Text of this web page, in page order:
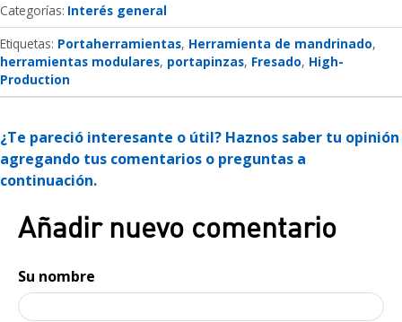
Categorías Interés general
Etiquetas: Portaherramientas Herramienta de mandrinado
herramientas modulares portapinzas Fresado High-
Production
¿Te pareció interesante o útil? Haznos saber tu opinión
agregando tus comentarios o preguntas a
continuación.
Añadir nuevo comentario
Su nombre